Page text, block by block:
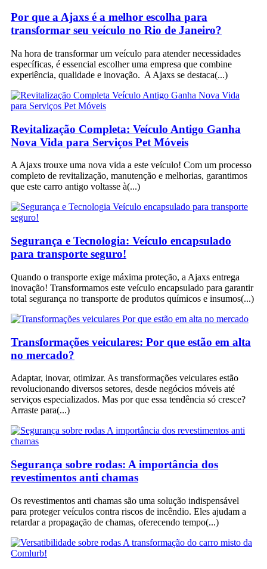
Por que a Ajaxs é a melhor escolha para
transformar seu veículo no Rio de Janeiro?
Na hora de transformar um veículo para atender necessidades
específicas, é essencial escolher uma empresa que combine
experiência, qualidade e inovação. A Ajaxs se destaca
Revitalização Completa: Veículo Antigo Ganha
Nova Vida para Serviços Pet Móveis
A Ajaxs trouxe uma nova vida a este veículo! Com um processo
completo de revitalização, manutenção e melhorias, garantimos
que este carro antigo voltasse à
Segurança e Tecnologia: Veículo encapsulado
para transporte seguro!
Quando o transporte exige máxima proteção, a Ajaxs entrega
inovação! Transformamos este veículo encapsulado para garantir
total segurança no transporte de produtos químicos e insumos
Transformações veiculares: Por que estão em alta
no mercado?
Adaptar, inovar, otimizar. As transformações veiculares estão
revolucionando diversos setores, desde negócios móveis até
serviços especializados. Mas por que essa tendência só cresce?
Arraste para
Segurança sobre rodas: A importância dos
revestimentos anti chamas
Os revestimentos anti chamas são uma solução indispensável
para proteger veículos contra riscos de incêndio. Eles ajudam a
retardar a propagação de chamas, oferecendo tempo